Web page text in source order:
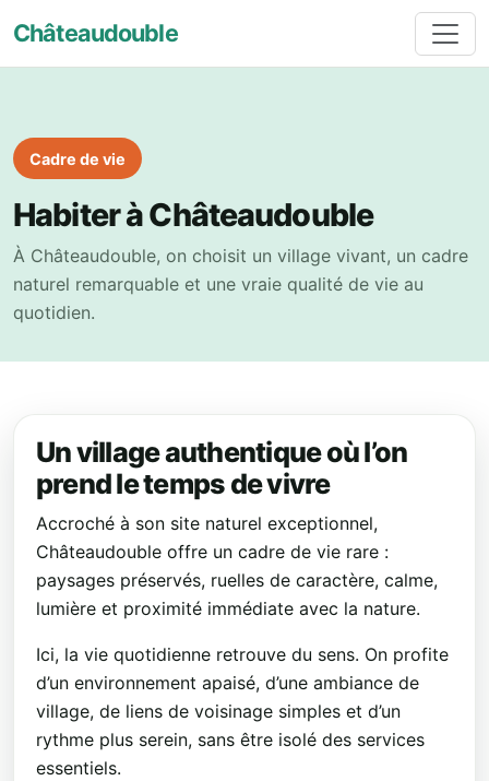
Châteaudouble
Cadre de vie
Habiter à Châteaudouble
À Châteaudouble, on choisit un village vivant, un cadre
naturel remarquable et une vraie qualité de vie au
quotidien.
Un village authentique où l’on
prend le temps de vivre
Accroché à son site naturel exceptionnel,
Châteaudouble offre un cadre de vie rare :
paysages préservés, ruelles de caractère, calme,
lumière et proximité immédiate avec la nature.
Ici, la vie quotidienne retrouve du sens. On profite
d’un environnement apaisé, d’une ambiance de
village, de liens de voisinage simples et d’un
rythme plus serein, sans être isolé des services
essentiels.